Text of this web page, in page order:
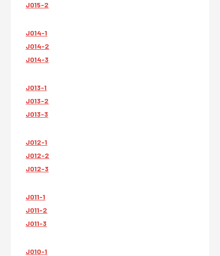
JO15-2
JO14-1
JO14-2
JO14-3
JO13-1
JO13-2
JO13-3
JO12-1
JO12-2
JO12-3
JO11-1
JO11-2
JO11-3
JO10-1